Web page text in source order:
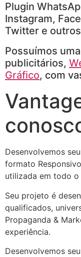
Plugin
Instagram,
Twitter e
Possuímos
publicitários,
Gráfico, com
Desenvolvemos
formato
utilizada em todo o
Seu projeto é
qualificados,
Propaganda &
experiência.
Desenvolvemos